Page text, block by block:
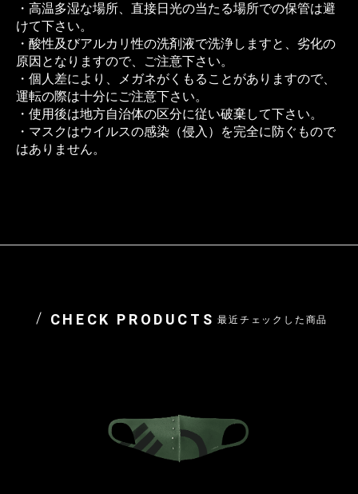
・高温多湿な場所、直接日光の当たる場所での保管は避
けて下さい。
・酸性及びアルカリ性の洗剤液で洗浄しますと、劣化の
原因となりますので、ご注意下さい。
・個人差により、メガネがくもることがありますので、
運転の際は十分にご注意下さい。
・使用後は地方自治体の区分に従い破棄して下さい。
・マスクはウイルスの感染（侵入）を完全に防ぐもので
はありません。
CHECK PRODUCTS 最近チェックした商品